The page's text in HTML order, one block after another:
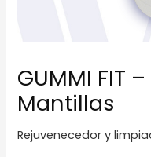
GUMMI FIT
Mantillas
Rejuvenecedor y